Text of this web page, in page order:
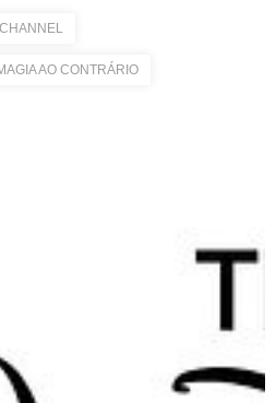
AO CONTRÁRIO